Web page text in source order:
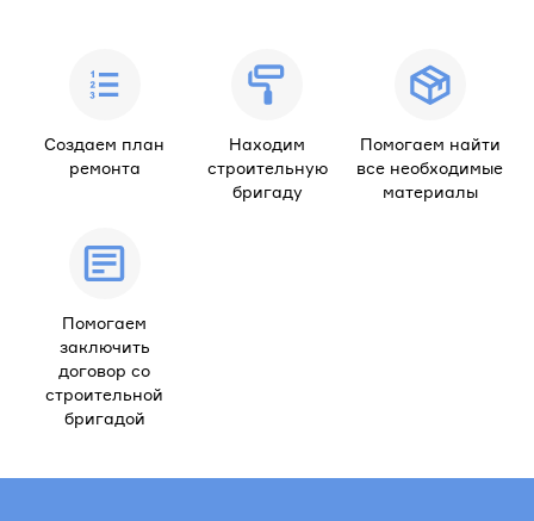
Создаем план
ремонта
Находим
строительную
бригаду
Помогаем найти
все необходимые
материалы
Помогаем
заключить
договор со
строительной
бригадой